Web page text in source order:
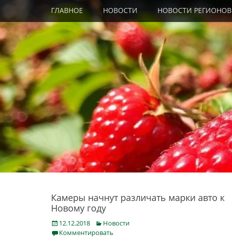
content
Primary Menu
ГЛАВНОЕ НОВОСТИ НОВОСТИ РЕГИОНОВ
Камеры начнут различать марки авто к
Новому году
Posted
on
12.12.2018 Categories
Новости
Комментировать